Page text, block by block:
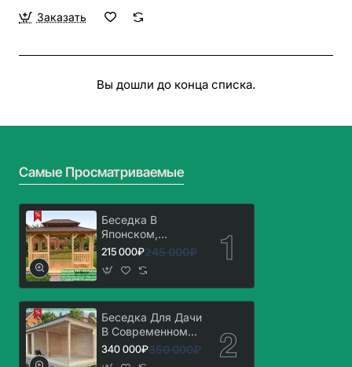
Заказать
Вы дошли до конца списка.
Самые Просматриваемые
Беседка В
Японском,
Китайском Стиле
215 000₽245 000₽
Беседка Для Дачи
В Современном
Стиле 'Лофт' 3х7
340 000₽350 000₽